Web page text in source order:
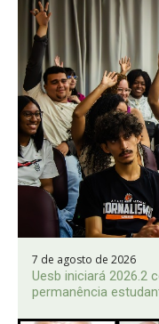
7 de agosto de 2026
Uesb iniciará 2026.2
permanência